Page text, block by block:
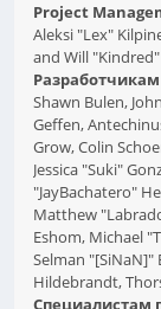
Project
Aleksi "Lex"
and Will
Разработчикам
Shawn Bulen,
Geffen,
Grow, Colin
Jessica "Suki"
"JayBachatero"
Matthew
Eshom, Michael
Selman "[SiNaN]"
Hildebrandt,
Специалистам